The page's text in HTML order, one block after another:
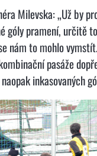
Milevska: „Už by
góly pramení, určitě
nám to mohlo
pasáže
inkasovaných